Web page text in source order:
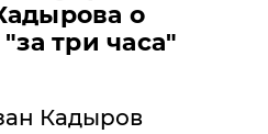
о
три часа"
Кадыров